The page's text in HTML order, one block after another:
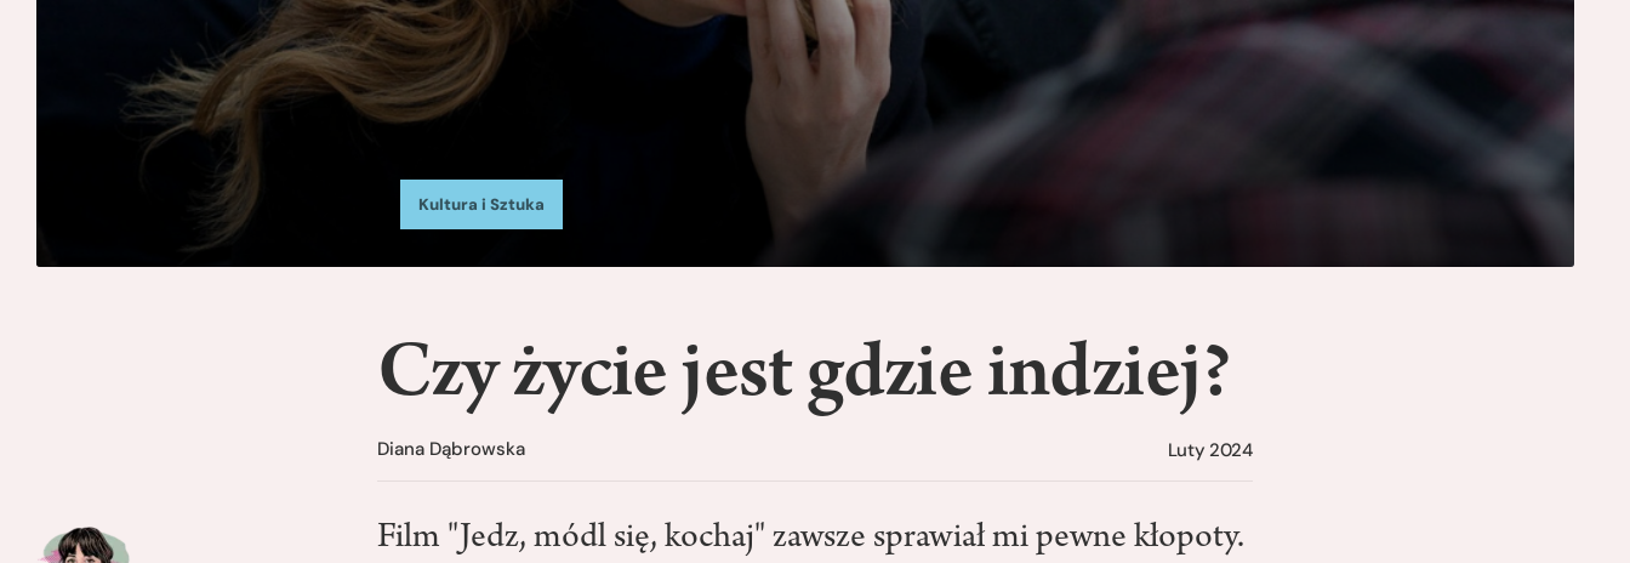
Kultura i Sztuka
Czy życie jest gdzie indziej?
Diana Dąbrowska Luty 2024
Film "Jedz, módl się, kochaj" zawsze sprawiał mi pewne kłopoty.